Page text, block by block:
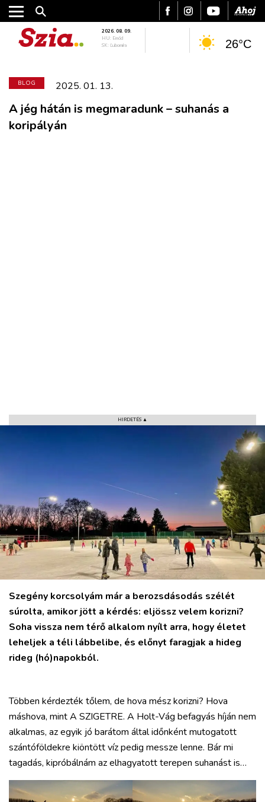
SPORT
KULTÚRA
PODCAST
MIX
2026. 08. 09.
HU: Emőd
SK: Ľubomíra
26°C
BLOG 2025. 01. 13.
A jég hátán is megmaradunk – suhanás a
koripályán
HIRDETÉS ▲
Szegény korcsolyám már a berozsdásodás szélét
súrolta, amikor jött a kérdés: eljössz velem korizni?
Soha vissza nem térő alkalom nyílt arra, hogy életet
leheljek a téli lábbelibe, és előnyt faragjak a hideg
rideg (hó)napokból.
Többen kérdezték tőlem, de hova mész korizni? Hova
máshova, mint A SZIGETRE. A Holt-Vág befagyás híján nem
alkalmas, az egyik jó barátom által időnként mutogatott
szántóföldekre kiöntött víz pedig messze lenne. Bár mi
tagadás, kipróbálnám az elhagyatott terepen suhanást is…